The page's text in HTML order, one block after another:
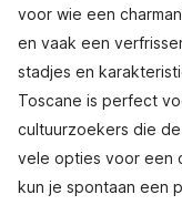
voor wie een
en vaak een
stadjes en
Toscane is perfect
cultuurzoekers die
vele opties voor een
kun je spontaan een